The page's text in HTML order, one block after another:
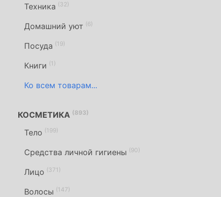
Техника (32)
Домашний уют (6)
Посуда (19)
Книги (1)
Ко всем товарам...
КОСМЕТИКА (893)
Тело (199)
Средства личной гигиены (90)
Лицо (371)
Волосы (147)